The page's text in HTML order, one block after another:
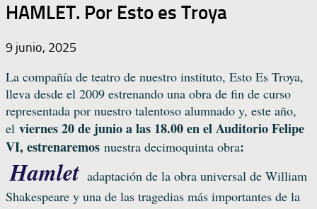
HAMLET. Por Esto es Troya
9 junio, 2025
La compañía de teatro de nuestro instituto, Esto Es Troya,
lleva desde el 2009 estrenando una obra de fin de curso
representada por nuestro talentoso alumnado y, este año,
el viernes 20 de junio a las 18.00 en el Auditorio Felipe
VI, estrenaremos nuestra decimoquinta obra:
Hamlet adaptación de la obra universal de William
Shakespeare y una de las tragedias más importantes de la